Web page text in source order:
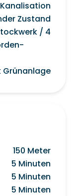
Kanalisation
Zustand
/ 4
Grünanlage
150 Meter
5 Minuten
5 Minuten
5 Minuten